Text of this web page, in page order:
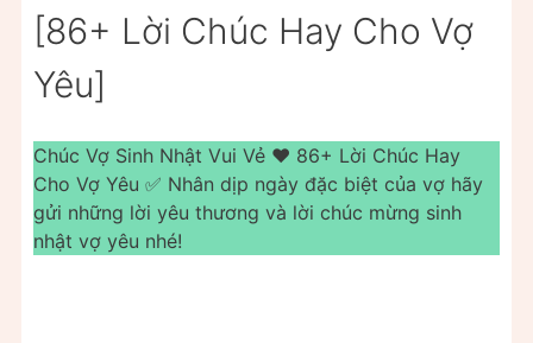
[86+ Lời Chúc Hay Cho Vợ
Yêu]
Chúc Vợ Sinh Nhật Vui Vẻ ❤️ 86+ Lời Chúc Hay
Cho Vợ Yêu ✅ Nhân dịp ngày đặc biệt của vợ hãy
gửi những lời yêu thương và lời chúc mừng sinh
nhật vợ yêu nhé!